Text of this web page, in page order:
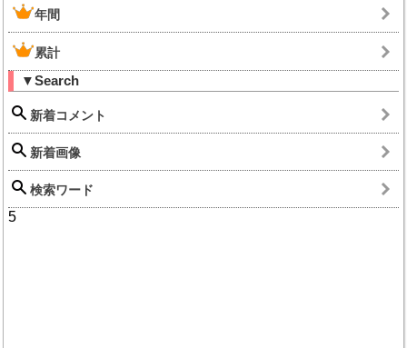
年間
累計
▼Search
新着コメント
新着画像
検索ワード
5